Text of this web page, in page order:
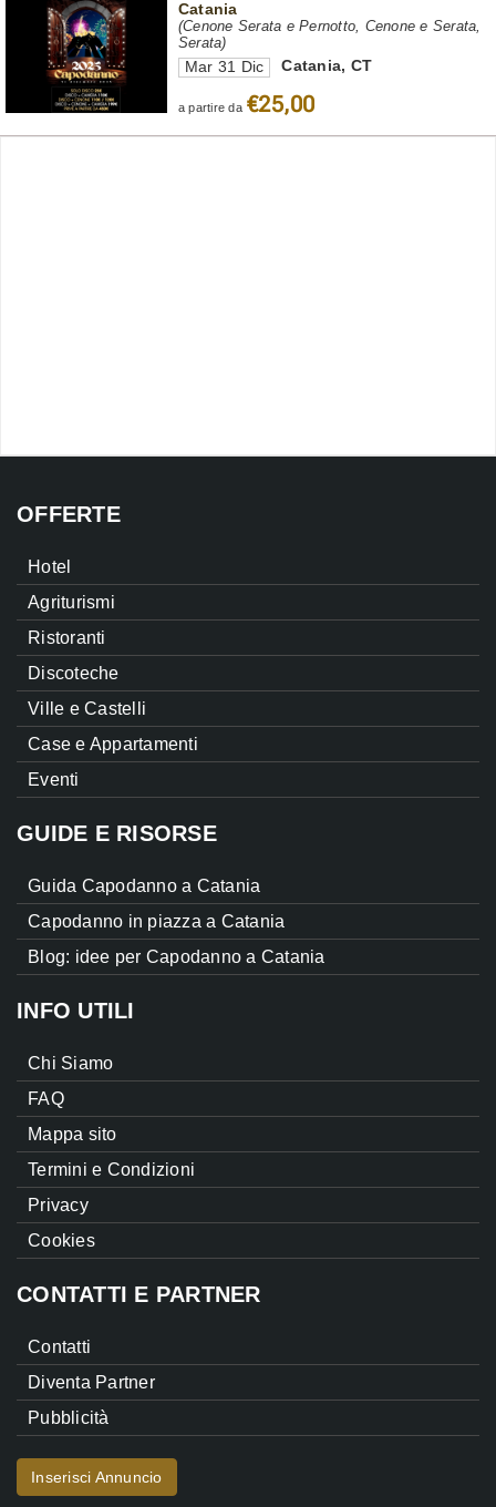
Catania
(Cenone Serata e Pernotto, Cenone e Serata,
Serata)
Mar 31 Dic Catania, CT
a partire da €25,00
OFFERTE
Hotel
Agriturismi
Ristoranti
Discoteche
Ville e Castelli
Case e Appartamenti
Eventi
GUIDE E RISORSE
Guida Capodanno a Catania
Capodanno in piazza a Catania
Blog: idee per Capodanno a Catania
INFO UTILI
Chi Siamo
FAQ
Mappa sito
Termini e Condizioni
Privacy
Cookies
CONTATTI E PARTNER
Contatti
Diventa Partner
Pubblicità
Inserisci Annuncio